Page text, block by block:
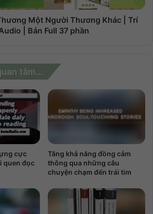
Một Người Thương Khác | Trí
| Bản Full 37 phần
tâm...
cực
quen đọc
Tăng khả năng đồng cảm
thông qua những câu
chuyện chạm đến trái tim